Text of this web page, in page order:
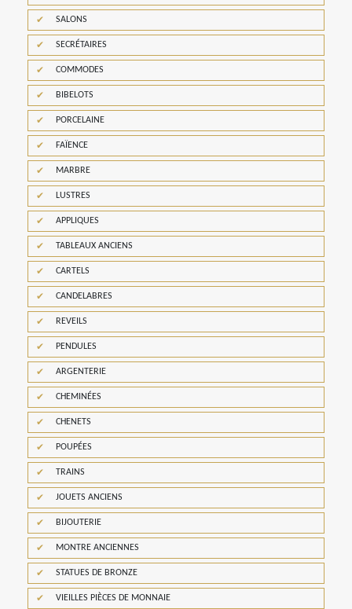
SALONS
SECRÉTAIRES
COMMODES
BIBELOTS
PORCELAINE
FAÏENCE
MARBRE
LUSTRES
APPLIQUES
TABLEAUX ANCIENS
CARTELS
CANDELABRES
REVEILS
PENDULES
ARGENTERIE
CHEMINÉES
CHENETS
POUPÉES
TRAINS
JOUETS ANCIENS
BIJOUTERIE
MONTRE ANCIENNES
STATUES DE BRONZE
VIEILLES PIÈCES DE MONNAIE